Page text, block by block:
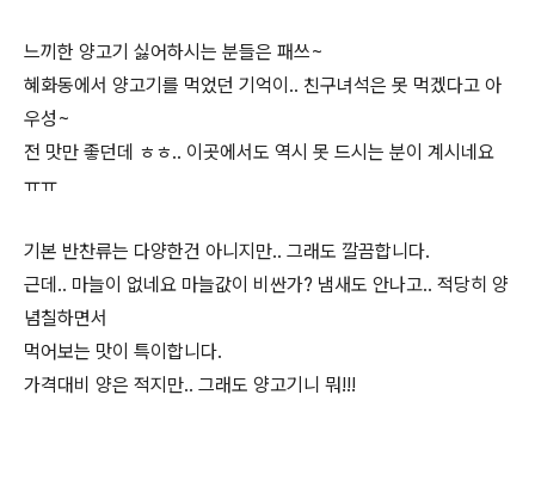
느끼한 양고기 싫어하시는 분들은 패쓰~
혜화동에서 양고기를 먹었던 기억이.. 친구녀석은 못 먹겠다고 아
우성~
전 맛만 좋던데 ㅎㅎ.. 이곳에서도 역시 못 드시는 분이 계시네요
ㅠㅠ
기본 반찬류는 다양한건 아니지만.. 그래도 깔끔합니다.
근데.. 마늘이 없네요 마늘값이 비싼가? 냄새도 안나고.. 적당히 양
념칠하면서
먹어보는 맛이 특이합니다.
가격대비 양은 적지만.. 그래도 양고기니 뭐!!!